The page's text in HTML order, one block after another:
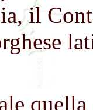
il